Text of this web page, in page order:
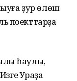
ҙур өлөш
поекттарҙа
һаулыҡ,
Ураҙа